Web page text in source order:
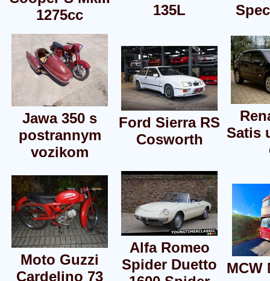
1275cc
135L
Jawa 350 s
postrannym
vozikom
Ford Sierra RS
Cosworth
Satis
Moto Guzzi
Cardelino 73
Alfa Romeo
Spider Duetto
MCW